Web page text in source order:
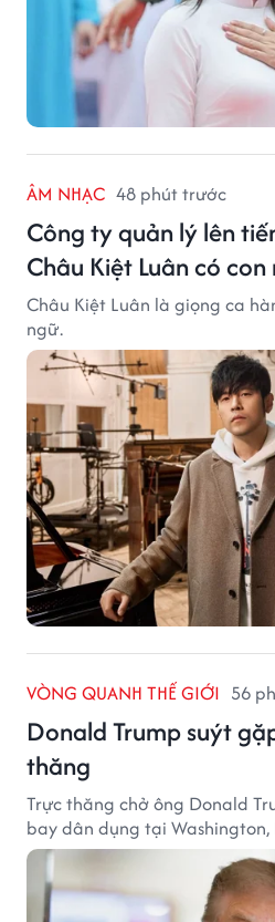
ÂM NHẠC 48 phút trước
Công ty quản lý lên
Châu Kiệt Luân có
Châu Kiệt Luân là giọng ca
ngữ.
VÒNG QUANH THẾ GIỚI 56
Donald Trump suýt
thăng
Trực thăng chở ông Donald
bay dân dụng tại Washington,